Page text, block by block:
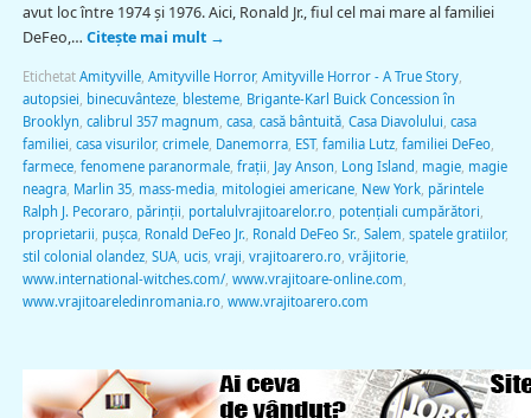
avut loc între 1974 și 1976. Aici, Ronald Jr., fiul cel mai mare al familiei
DeFeo,… Citește mai mult →
Etichetat Amityville, Amityville Horror, Amityville Horror - A True Story,
autopsiei binecuvânteze, blesteme, Brigante-Karl Buick Concession în
Brooklyn calibrul 357 magnum casa, casă bântuită, Casa Diavolului casa
familiei casa visurilor, crimele, Danemorra, EST, familia Lutz, familiei DeFeo,
farmece, fenomene paranormale, frații Jay Anson Long Island magie, magie
neagra, Marlin 35, mass-media, mitologiei americane, New York, părintele
Ralph J. Pecoraro, părinții portalulvrajitoarelor.ro, potenţiali cumpărători
proprietarii pușca, Ronald DeFeo Jr. Ronald DeFeo Sr. Salem spatele gratiilor,
stil colonial olandez, SUA, ucis, vraji vrajitoarero.ro, vrăjitorie,
www.international-witches.com/, www.vrajitoare-online.com
www.vrajitoareledinromania.ro, www.vrajitoarero.com